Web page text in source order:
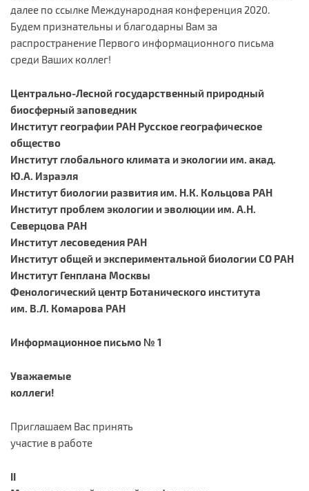
далее по ссылке Международная конференция 2020.
Будем признательны и благодарны Вам за
распространение Первого информационного письма
среди Ваших коллег!
Центрально-Лесной государственный природный
биосферный заповедник
Институт географии РАН Русское географическое
общество
Институт глобального климата и экологии им. акад.
Ю.А. Израэля
Институт биологии развития им. Н.К. Кольцова РАН
Институт проблем экологии и эволюции им. А.Н.
Северцова РАН
Институт лесоведения РАН
Институт общей и экспериментальной биологии СО РАН
Институт Генплана Москвы
Фенологический центр Ботанического института
им. В.Л. Комарова РАН
Информационное письмо № 1
Уважаемые
коллеги!
Приглашаем Вас принять
участие в работе
II